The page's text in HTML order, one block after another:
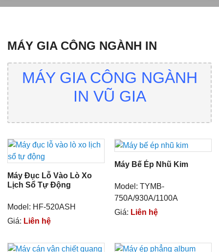
MÁY GIA CÔNG NGÀNH IN
MÁY GIA CÔNG NGÀNH
IN VŨ GIA
Máy Đục Lỗ Vào Lò Xo
Lịch Sổ Tự Động
Model: HF-520ASH
Giá: Liên hệ
Máy Bế Ép Nhũ Kim
Model: TYMB-
750A/930A/1100A
Giá: Liên hệ